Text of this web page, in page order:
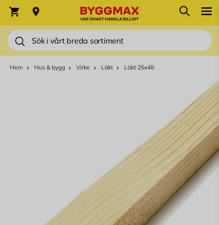
Sök
Varukorg Sök
Hem Hus & bygg Virke Läkt Läkt 25x48